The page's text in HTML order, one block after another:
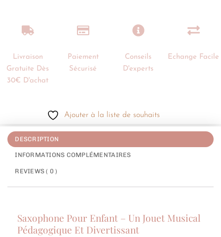
Livraison
Gratuite Dès
30€ D'achat
Paiement
Sécurisé
Conseils
D'experts
Echange Facile
Ajouter à la liste de souhaits
DESCRIPTION
INFORMATIONS COMPLÉMENTAIRES
REVIEWS ( 0 )
Saxophone Pour Enfant – Un Jouet Musical
Pédagogique Et Divertissant